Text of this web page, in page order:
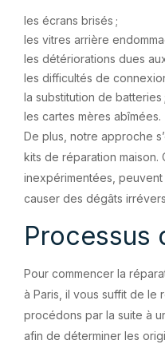
les écrans brisés ;
les vitres arrière
les détériorations dues
les difficultés de
la substitution de batteries ;
les cartes mères abîmées.
De plus, notre approche
kits de réparation maison.
inexpérimentées,
causer des dégâts
Processus
Pour commencer la
à Paris, il vous suffit de le
procédons par la suite à
afin de déterminer les